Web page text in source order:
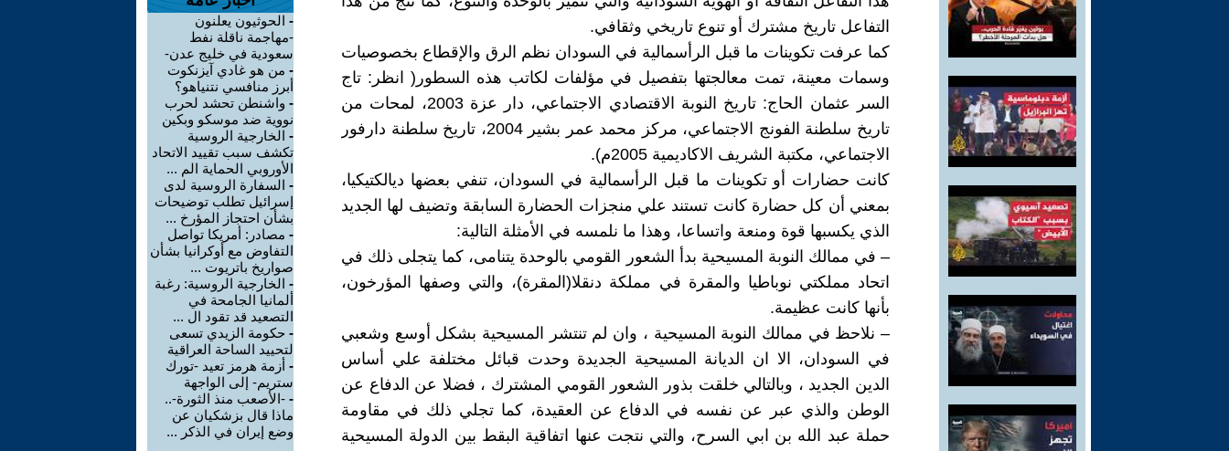
التفاعل تاريخ مشترك أو تنوع تاريخي وثقافي.
كما عرفت تكوينات ما قبل الرأسمالية في السودان نظم الرق والإقطاع بخصوصيات
وسمات معينة، تمت معالجتها بتفصيل في مؤلفات لكاتب هذه السطور( انظر: تاج
السر عثمان الحاج: تاريخ النوبة الاقتصادي الاجتماعي، دار عزة 2003، لمحات من
تاريخ سلطنة الفونج الاجتماعي، مركز محمد عمر بشير 2004، تاريخ سلطنة دارفور
الاجتماعي، مكتبة الشريف الاكاديمية 2005م).
كانت حضارات أو تكوينات ما قبل الرأسمالية في السودان، تنفي بعضها ديالكتيكيا،
بمعني أن كل حضارة كانت تستند علي منجزات الحضارة السابقة وتضيف لها الجديد
الذي يكسبها قوة ومنعة واتساعا، وهذا ما نلمسه في الأمثلة التالية:
– في ممالك النوبة المسيحية بدأ الشعور القومي بالوحدة يتنامى، كما يتجلى ذلك في
اتحاد مملكتي نوباطيا والمقرة في مملكة دنقلا(المقرة)، والتي وصفها المؤرخون،
بأنها كانت عظيمة.
– نلاحظ في ممالك النوبة المسيحية ، وان لم تنتشر المسيحية بشكل أوسع وشعبي
في السودان، الا ان الديانة المسيحية الجديدة وحدت قبائل مختلفة علي أساس
الدين الجديد ، وبالتالي خلقت بذور الشعور القومي المشترك ، فضلا عن الدفاع عن
الوطن والذي عبر عن نفسه في الدفاع عن العقيدة، كما تجلي ذلك في مقاومة
حملة عبد الله بن ابي السرح، والتي نتجت عنها اتفاقية البقط بين الدولة المسيحية
- الحوثيون يعلنون
-مهاجمة ناقلة نفط
سعودية في خليج عدن-
- من هو غادي آيزنكوت
أبرز منافسي نتنياهو؟
- واشنطن تحشد لحرب
نووية ضد موسكو وبكين
- الخارجية الروسية
تكشف سبب تقييد الاتحاد
الأوروبي الحماية الم ...
- السفارة الروسية لدى
إسرائيل تطلب توضيحات
بشأن احتجاز المؤرخ ...
- مصادر: أمريكا تواصل
التفاوض مع أوكرانيا بشأن
صواريخ باتريوت ...
- الخارجية الروسية: رغبة
ألمانيا الجامحة في
التصعيد قد تقود ال ...
- حكومة الزيدي تسعى
لتحييد الساحة العراقية
- أزمة هرمز تعيد -تورك
ستريم- إلى الواجهة
- -الأصعب منذ الثورة-..
ماذا قال بزشكيان عن
وضع إيران في الذكر ...